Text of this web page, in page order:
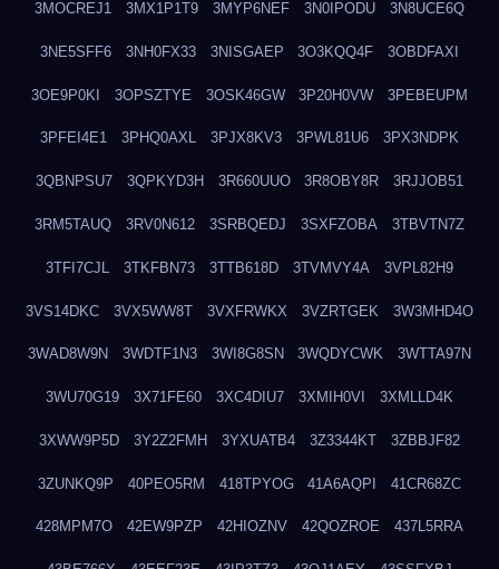
3MOCREJ1 3MX1P1T9 3MYP6NEF 3N0IPODU 3N8UCE6Q
3NE5SFF6 3NH0FX33 3NISGAEP 3O3KQQ4F 3OBDFAXI
3OE9P0KI 3OPSZTYE 3OSK46GW 3P20H0VW 3PEBEUPM
3PFEI4E1 3PHQ0AXL 3PJX8KV3 3PWL81U6 3PX3NDPK
3QBNPSU7 3QPKYD3H 3R660UUO 3R8OBY8R 3RJJOB51
3RM5TAUQ 3RV0N612 3SRBQEDJ 3SXFZOBA 3TBVTN7Z
3TFI7CJL 3TKFBN73 3TTB618D 3TVMVY4A 3VPL82H9
3VS14DKC 3VX5WW8T 3VXFRWKX 3VZRTGEK 3W3MHD4O
3WAD8W9N 3WDTF1N3 3WI8G8SN 3WQDYCWK 3WTTA97N
3WU70G19 3X71FE60 3XC4DIU7 3XMIH0VI 3XMLLD4K
3XWW9P5D 3Y2Z2FMH 3YXUATB4 3Z3344KT 3ZBBJF82
3ZUNKQ9P 40PEO5RM 418TPYOG 41A6AQPI 41CR68ZC
428MPM7O 42EW9PZP 42HIOZNV 42QOZROE 437L5RRA